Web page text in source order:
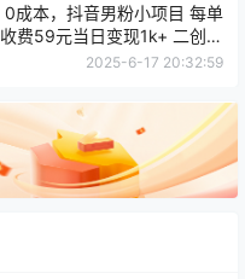
0成本，抖音男粉小项目 每单
收费59元当日变现1k+ 二创视
频即可无需剪辑基础
2025-6-17 20:32:59